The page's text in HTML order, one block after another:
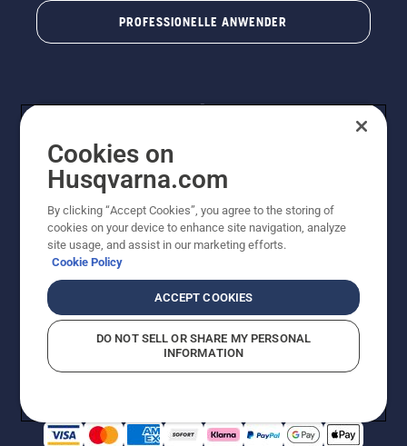
PROFESSIONELLE ANWENDER
© Husqvarna® AB (publ). Alle Rechte vorbehalten. Die
Preisangaben sind unverbindliche Preisempfehlungen
von Husqvarna Schweiz AG an den teilnehmenden
Fachhandel, Preise in CHF inklusive 8,1% MWST und
unverbindliche Preisempfehlungen (inkl. MwSt), es sei
denn sie sind für den direkten Kauf verfügbar.
Cookie-RichtlinieNutzungsbedingungen Datenschutzerklärung
Vermutete Verstöße melden
Cookies on
Husqvarna.com
By clicking “Accept Cookies”, you agree to the storing of
cookies on your device to enhance site navigation, analyze
site usage, and assist in our marketing efforts.
Cookie Policy
ACCEPT COOKIES
DO NOT SELL OR SHARE MY PERSONAL
INFORMATION